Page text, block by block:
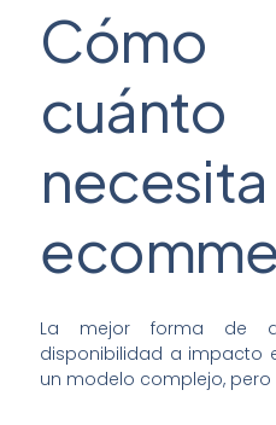
Cómo
La mejor forma de
disponibilidad a impacto
un modelo complejo,